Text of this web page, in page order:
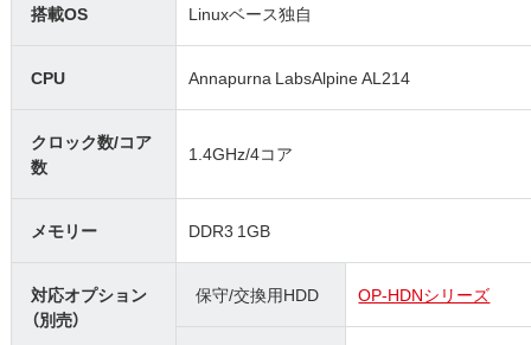
搭載OS Linuxベース独自
CPU Annapurna LabsAlpine AL214
クロック数/コア
数
1.4GHz/4コア
メモリー DDR3 1GB
対応オプション
（別売）
保守/交換用HDD OP-HDNシリーズ